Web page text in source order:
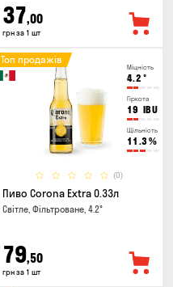
37,00
грн за 1 шт
Міцність
4.2 °
Гіркота
19 IBU
Щільність
11.3%
(0)
Топ продажів
Пиво Corona Extra 0.33л
Світле, Фільтроване, 4.2°
79,50
грн за 1 шт